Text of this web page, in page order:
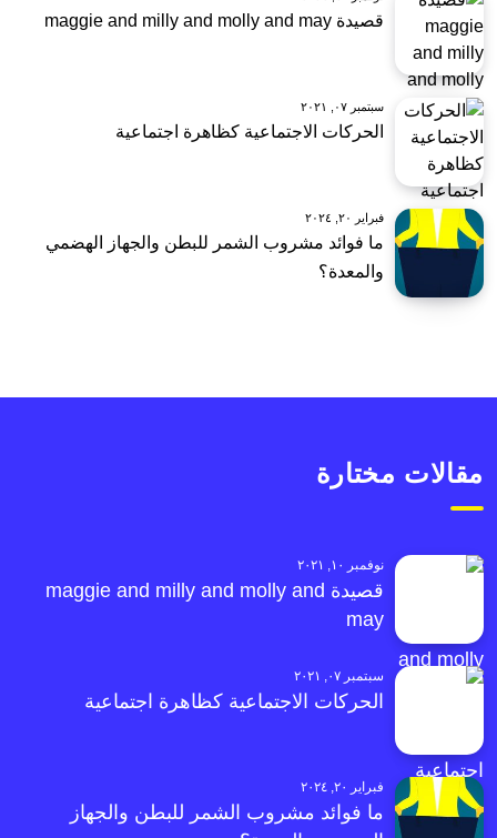
قصيدة maggie and milly and molly and may
سبتمبر ٠٧, ٢٠٢١
الحركات الاجتماعية كظاهرة اجتماعية
فبراير ٢٠, ٢٠٢٤
ما فوائد مشروب الشمر للبطن والجهاز الهضمي
والمعدة؟
مقالات مختارة
نوفمبر ١٠, ٢٠٢١
قصيدة maggie and milly and molly and
may
سبتمبر ٠٧, ٢٠٢١
الحركات الاجتماعية كظاهرة اجتماعية
فبراير ٢٠, ٢٠٢٤
ما فوائد مشروب الشمر للبطن والجهاز